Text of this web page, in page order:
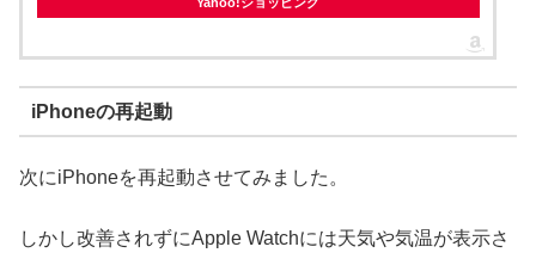
iPhoneの再起動
次にiPhoneを再起動させてみました。
しかし改善されずにApple Watchには天気や気温が表示さ